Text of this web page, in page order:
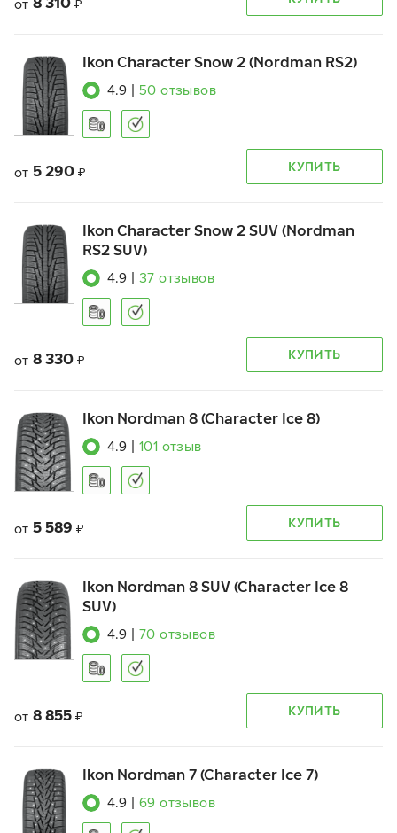
от ₽
Ikon Character Snow 2 (Nordman RS2)
4.9 50 отзывов
от 5 290 ₽ КУПИТЬ
Ikon Character Snow 2 SUV (Nordman
RS2 SUV)
4.9 37 отзывов
от 8 330 ₽ КУПИТЬ
Ikon Nordman 8 (Character Ice 8)
4.9 101 отзыв
от 5 589 ₽ КУПИТЬ
Ikon Nordman 8 SUV (Character Ice 8
SUV)
4.9 70 отзывов
от 8 855 ₽ КУПИТЬ
Ikon Nordman 7 (Character Ice 7)
4.9 69 отзывов